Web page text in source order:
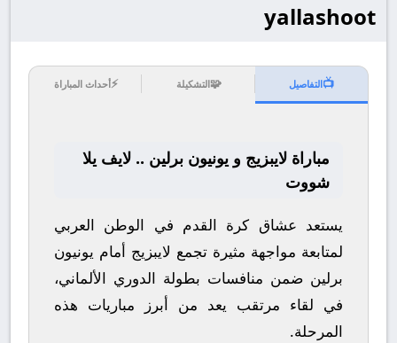
yallashoot
📺التفاصيل 🧩التشكيلة ⚡أحداث المباراة
مباراة لايبزيج و يونيون برلين .. لايف يلا
شووت
يستعد عشاق كرة القدم في الوطن العربي
لمتابعة مواجهة مثيرة تجمع لايبزيج أمام يونيون
برلين ضمن منافسات بطولة الدوري الألماني،
في لقاء مرتقب يعد من أبرز مباريات هذه
المرحلة.